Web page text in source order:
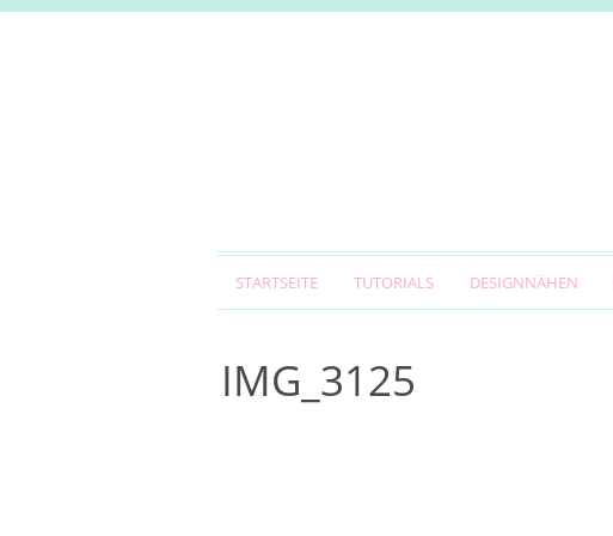
STARTSEITE TUTORIALS DESIGNNÄHEN
IMG_3125